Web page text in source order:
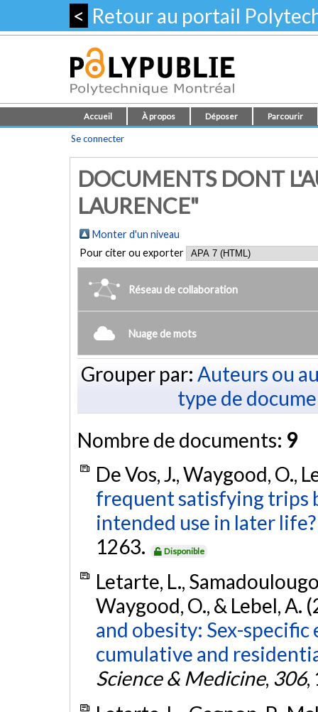
< Retour au portail
Accueil À propos Déposer Parcourir
Se connecter
DOCUMENTS DONT
LAURENCE"
Monter d'un niveau
Pour citer ou exporter
Réseau de collaboration
Nuage de mots
Grouper par: Auteurs ou
type de
Nombre de documents: 9
De Vos, J., Waygood, O.,
frequent satisfying trips
intended use in later life?
1263.
Disponible
Letarte, L.,
Waygood, O., & Lebel, A.
and obesity: Sex-
cumulative and
Science & Medicine, 306,